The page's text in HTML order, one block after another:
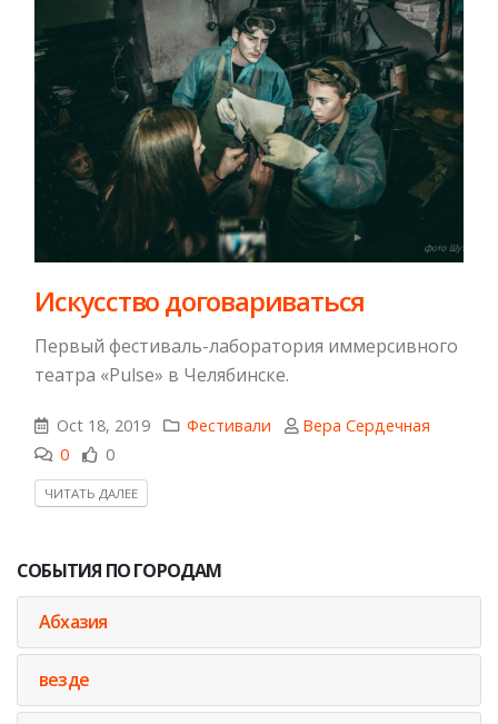
Искусство договариваться
Первый фестиваль-лаборатория иммерсивного
театра «Pulsе» в Челябинске.
Oct 18, 2019 Фестивали
Вера Сердечная
0
0
ЧИТАТЬ ДАЛЕЕ
СОБЫТИЯ ПО ГОРОДАМ
Абхазия
везде